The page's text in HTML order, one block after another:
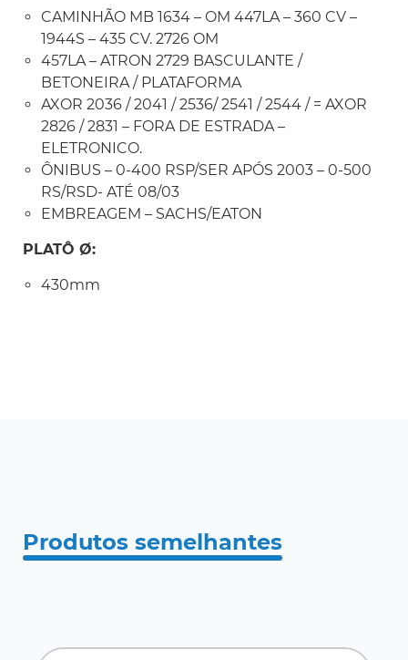
CAMINHÃO MB 1634 – OM 447LA – 360 CV –
1944S – 435 CV. 2726 OM
457LA – ATRON 2729 BASCULANTE /
BETONEIRA / PLATAFORMA
AXOR 2036 / 2041 / 2536/ 2541 / 2544 / = AXOR
2826 / 2831 – FORA DE ESTRADA –
ELETRONICO.
ÔNIBUS – 0-400 RSP/SER APÓS 2003 – 0-500
RS/RSD- ATÉ 08/03
EMBREAGEM – SACHS/EATON
PLATÔ Ø:
430mm
Produtos semelhantes